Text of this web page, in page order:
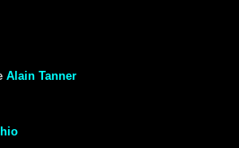
Alain Tanner